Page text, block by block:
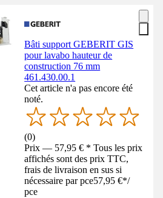
Bâti support GEBERIT GIS
pour lavabo hauteur de
construction 76 mm
461.430.00.1
Cet article n'a pas encore été
noté.
(0)
Prix — 57,95 € * Tous les prix
affichés sont des prix TTC,
frais de livraison en sus si
nécessaire par pce57,95 €*/
pce